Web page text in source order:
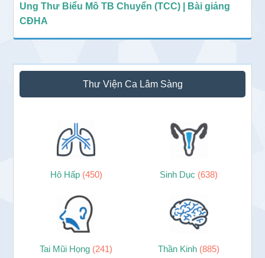
Ung Thư Biểu Mô TB Chuyển (TCC) | Bài giảng
CĐHA
Thư Viện Ca Lâm Sàng
Hô Hấp (450) Sinh Dục (638)
Tai Mũi Họng (241) Thần Kinh (885)